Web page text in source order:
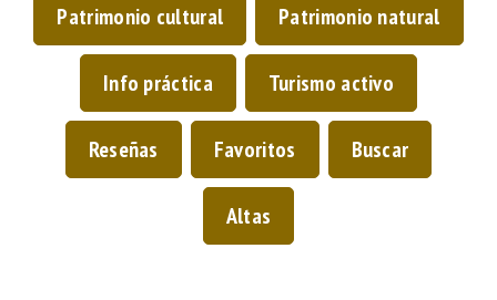
Patrimonio cultural Patrimonio natural
Info práctica Turismo activo
Reseñas Favoritos Buscar
Altas